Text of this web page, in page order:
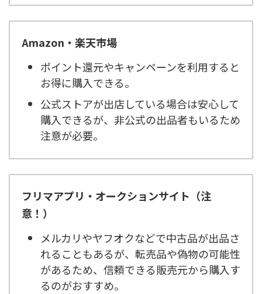
Amazon・楽天市場
ポイント還元やキャンペーンを利用すると
お得に購入できる。
公式ストアが出店している場合は安心して
購入できるが、非公式の出品者もいるため
注意が必要。
フリマアプリ・オークションサイト（注
意！）
メルカリやヤフオクなどで中古品が出品さ
れることもあるが、転売品や偽物の可能性
があるため、信頼できる販売元から購入す
るのがおすすめ。